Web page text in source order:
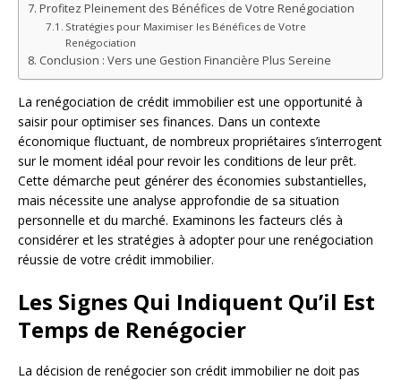
Profitez Pleinement des Bénéfices de Votre Renégociation
Stratégies pour Maximiser les Bénéfices de Votre
Renégociation
Conclusion : Vers une Gestion Financière Plus Sereine
La renégociation de crédit immobilier est une opportunité à
saisir pour optimiser ses finances. Dans un contexte
économique fluctuant, de nombreux propriétaires s’interrogent
sur le moment idéal pour revoir les conditions de leur prêt.
Cette démarche peut générer des économies substantielles,
mais nécessite une analyse approfondie de sa situation
personnelle et du marché. Examinons les facteurs clés à
considérer et les stratégies à adopter pour une renégociation
réussie de votre crédit immobilier.
Les Signes Qui Indiquent Qu’il Est
Temps de Renégocier
La décision de renégocier son crédit immobilier ne doit pas